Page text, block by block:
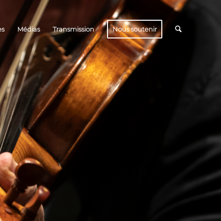
Médias Transmission Nous soutenir